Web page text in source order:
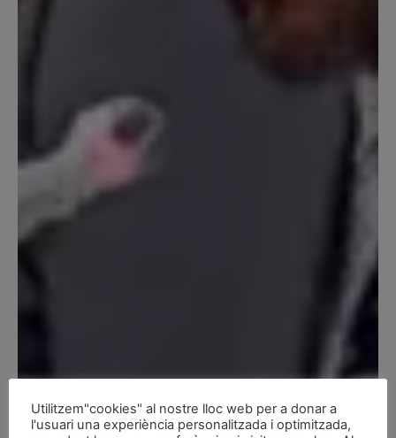
Utilitzem"cookies" al nostre lloc web per a donar a
l'usuari una experiència personalitzada i optimitzada,
huelheton informatiu
d’Unitat d’Aran?